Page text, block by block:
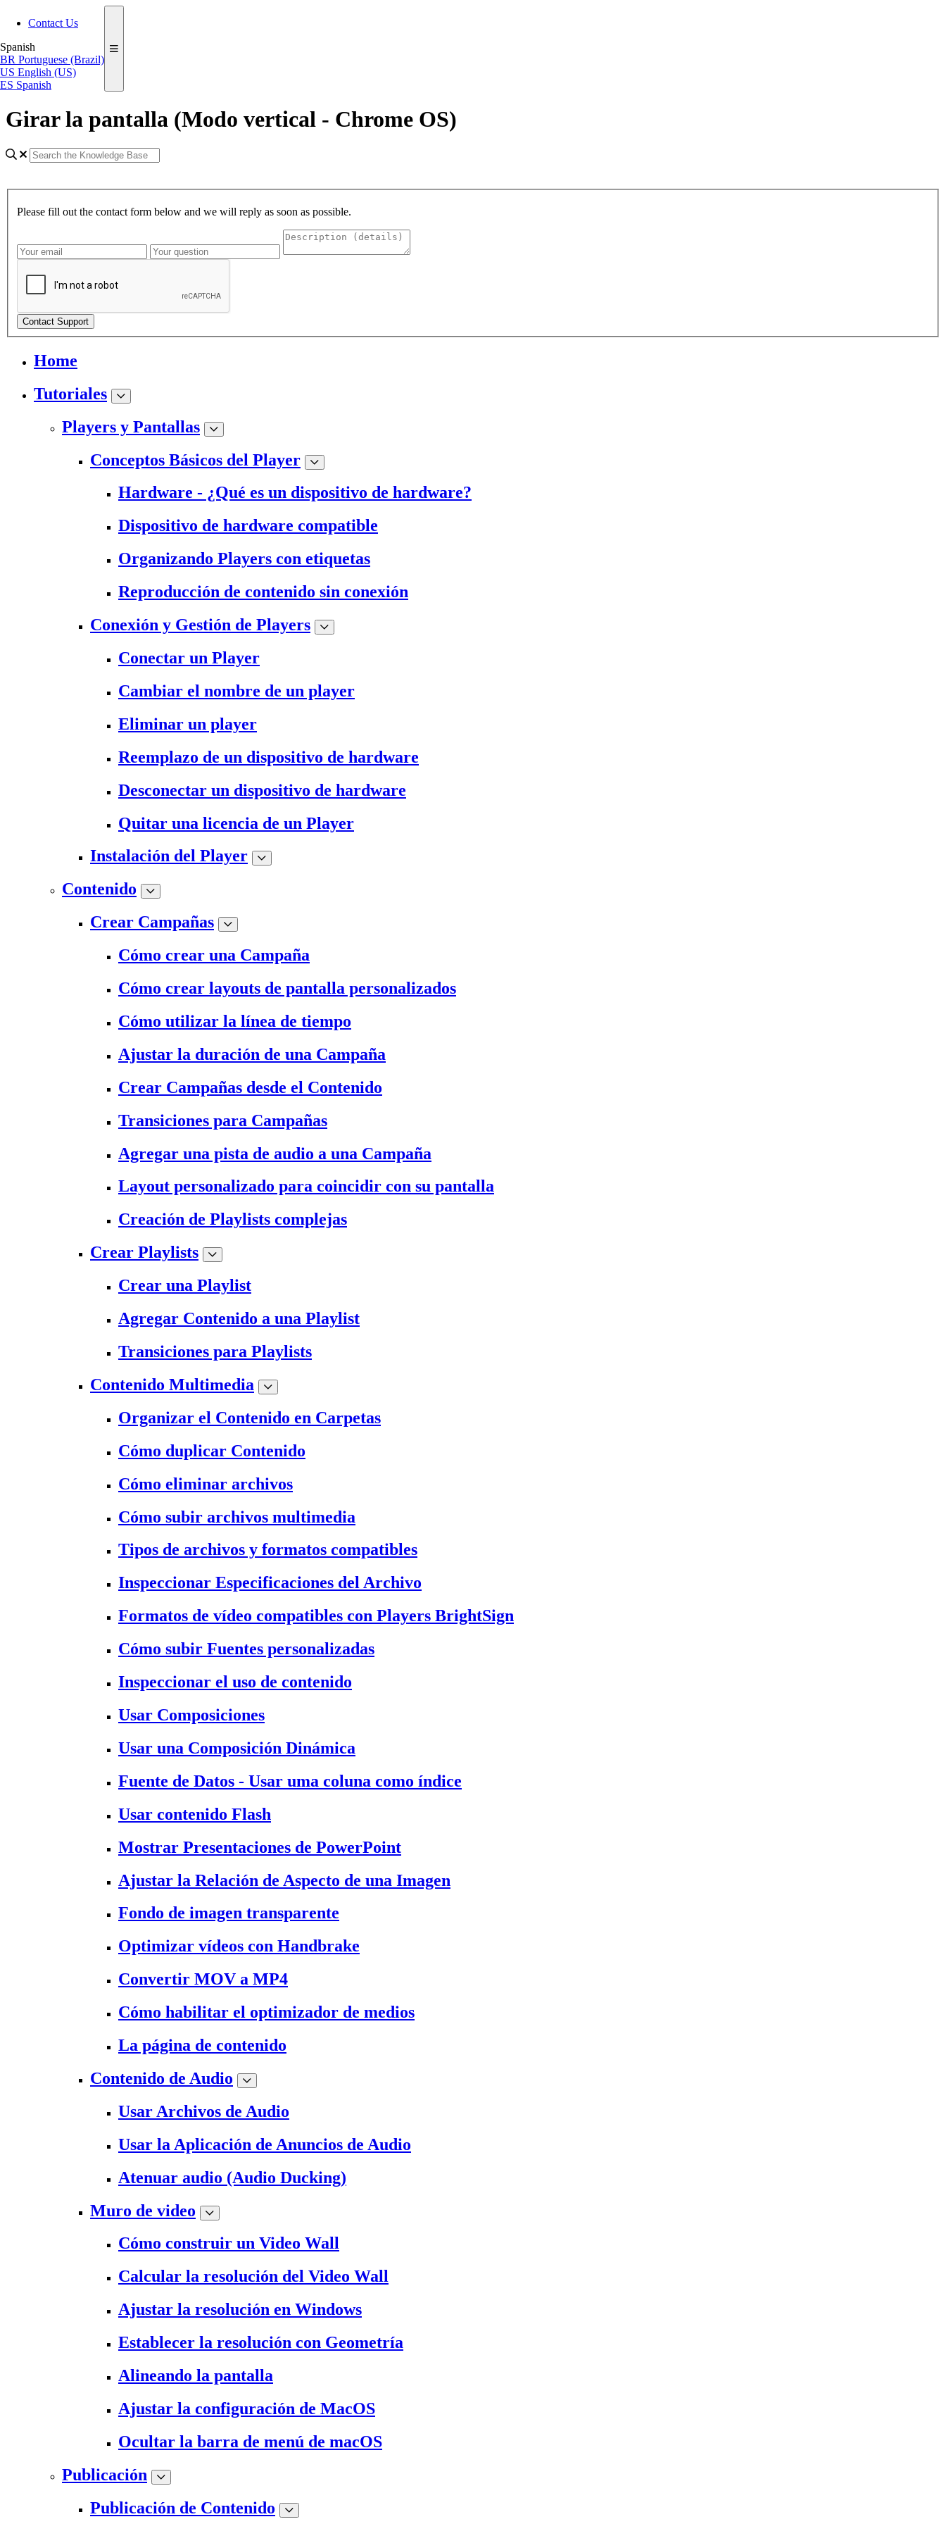
Contact Us
Spanish
BR Portuguese (Brazil)
US English (US)
ES Spanish
Girar la pantalla (Modo vertical - Chrome OS)
Please fill out the contact form below and we will reply as soon as possible.
Contact Support
Home
Tutoriales
Players y Pantallas
Conceptos Básicos del Player
Hardware - ¿Qué es un dispositivo de hardware?
Dispositivo de hardware compatible
Organizando Players con etiquetas
Reproducción de contenido sin conexión
Conexión y Gestión de Players
Conectar un Player
Cambiar el nombre de un player
Eliminar un player
Reemplazo de un dispositivo de hardware
Desconectar un dispositivo de hardware
Quitar una licencia de un Player
Instalación del Player
Contenido
Crear Campañas
Cómo crear una Campaña
Cómo crear layouts de pantalla personalizados
Cómo utilizar la línea de tiempo
Ajustar la duración de una Campaña
Crear Campañas desde el Contenido
Transiciones para Campañas
Agregar una pista de audio a una Campaña
Layout personalizado para coincidir con su pantalla
Creación de Playlists complejas
Crear Playlists
Crear una Playlist
Agregar Contenido a una Playlist
Transiciones para Playlists
Contenido Multimedia
Organizar el Contenido en Carpetas
Cómo duplicar Contenido
Cómo eliminar archivos
Cómo subir archivos multimedia
Tipos de archivos y formatos compatibles
Inspeccionar Especificaciones del Archivo
Formatos de vídeo compatibles con Players BrightSign
Cómo subir Fuentes personalizadas
Inspeccionar el uso de contenido
Usar Composiciones
Usar una Composición Dinámica
Fuente de Datos - Usar uma coluna como índice
Usar contenido Flash
Mostrar Presentaciones de PowerPoint
Ajustar la Relación de Aspecto de una Imagen
Fondo de imagen transparente
Optimizar vídeos con Handbrake
Convertir MOV a MP4
Cómo habilitar el optimizador de medios
La página de contenido
Contenido de Audio
Usar Archivos de Audio
Usar la Aplicación de Anuncios de Audio
Atenuar audio (Audio Ducking)
Muro de video
Cómo construir un Video Wall
Calcular la resolución del Video Wall
Ajustar la resolución en Windows
Establecer la resolución con Geometría
Alineando la pantalla
Ajustar la configuración de MacOS
Ocultar la barra de menú de macOS
Publicación
Publicación de Contenido